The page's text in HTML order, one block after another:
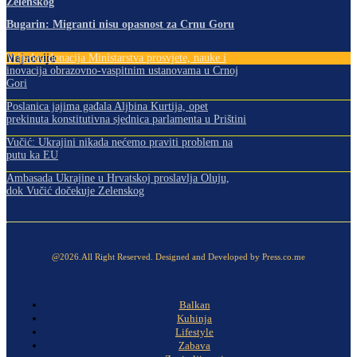
Bugarin: Migranti nisu opasnost za Crnu Goru
Najnovije
Vrijedna donacija Ministarstva prosvjete, nauke i
inovacija obrazovno-vaspitnim ustanovama u Crnoj
Gori
Poslanica jajima gađala Aljbina Kurtija, opet
prekinuta konstitutivna sjednica parlamenta u Prištini
Vučić: Ukrajini nikada nećemo praviti problem na
putu ka EU
Ambasada Ukrajine u Hrvatskoj proslavlja Oluju,
dok Vučić dočekuje Zelenskog
@2026.All Right Reserved. Designed and Developed by Press.co.me
Balkan
Kuhinja
Lifestyle
Zabava